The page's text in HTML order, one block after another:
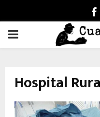
PRIMARY
Hospital